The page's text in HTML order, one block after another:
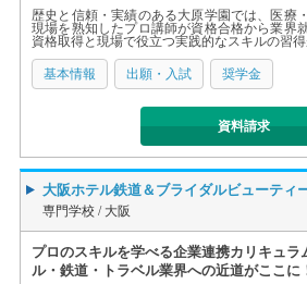
歴史と信頼・実績のある大原学園では、医療
現場を熟知したプロ講師が資格合格から業界
資格取得と現場で役立つ実践的なスキルの習得
基本情報 出願・入試 奨学金
資料請求
大阪ホテル鉄道＆ブライダルビューティ
専門学校 / 大阪
プロのスキルを学べる企業連携カリキュラ
ル・鉄道・トラベル業界への近道がここに